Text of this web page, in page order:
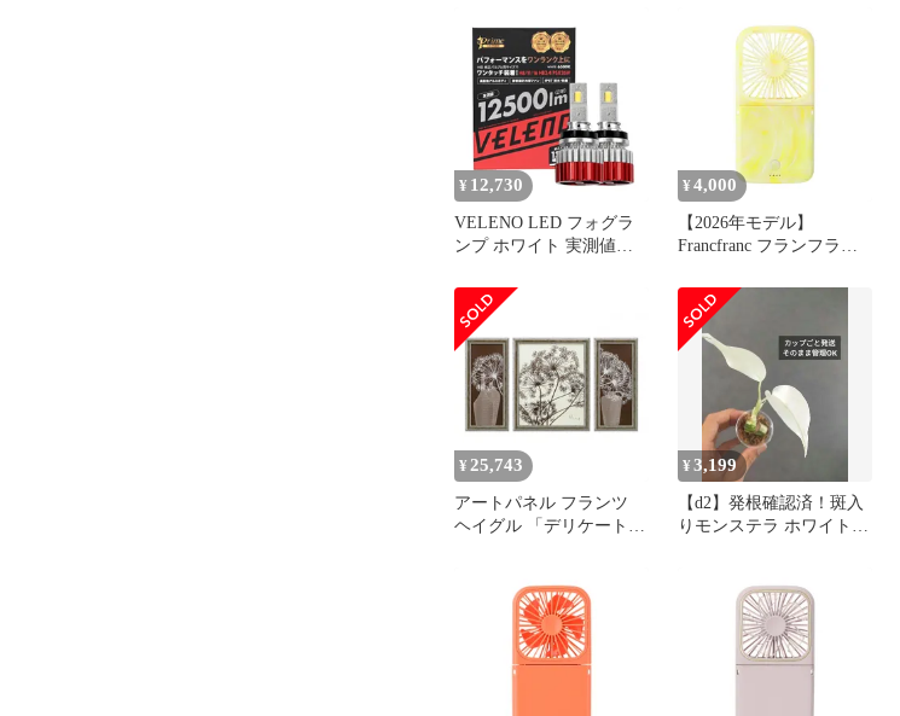
エロー 携帯扇風機 風量5
段階調整 二つ折り可能
モバイルバッテリー 機能
付き USB充電 Type-C対
応 1
ジ 携帯扇風機 風量5段階
調整 二つ折り可能 モバ
イルバッテリー 機能付き
USB充電 Type-C対応 0
¥ 12,730
VELENO LED フォグラ
ンプ ホワイト 実測値
プライムエディション 爆
光 車検対応 12v 2球セッ
ト LEDフォグランプ
LEDヘッドライト ハイビ
ーム 12v f056
(H8/H11/H16共用 ...
¥ 4,000
【2026年モデル】
Francfranc フランフラン
ァン シアーマーブル イ
エロー 携帯扇風機 風量5
段階調整 二つ折り可能
モバイルバッテリー 機能
付き USB充電 Type-C対
¥ 25,743
アートパネル フランツ
ヘイグル 「デリケート
¥3,199
【d2】発根確認済！斑入
りモンステラ ホワイトタ